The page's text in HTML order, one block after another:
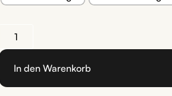
In den Warenkorb